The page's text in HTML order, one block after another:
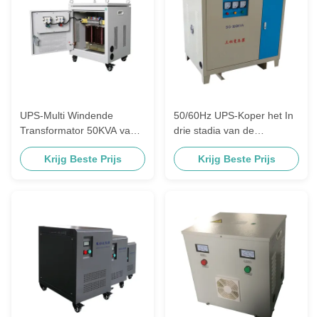
UPS-Multi Windende
Transformator 50KVA van
de Isolatie de Dubbele
Windende Transformator
Krijg Beste Prijs
50/60Hz UPS-Koper het In
drie stadia van de
Isolatietransformator
300KVAKrijg Beste Prijs